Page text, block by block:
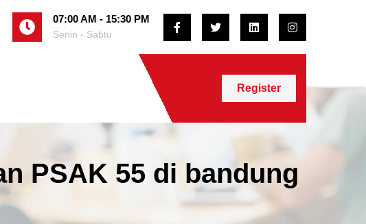
07:00 AM - 15:30 PM
Senin - Sabtu
Register
PSAK 55 di bandung